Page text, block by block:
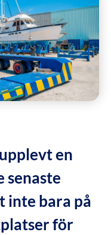
en
senaste
inte bara på
för